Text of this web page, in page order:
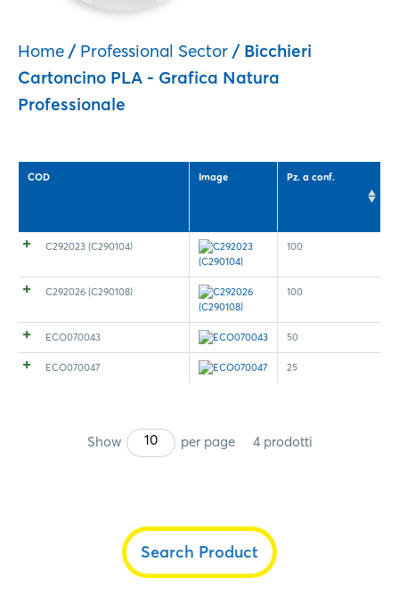
Home / Professional Sector / Bicchieri
Cartoncino PLA - Grafica Natura
Professionale
COD Image Pz. a conf.
C292023 (C290104) 100
C292026 (C290108) 100
ECO070043 50
ECO070047 25
Show 10 per page 4 prodotti
Search Product